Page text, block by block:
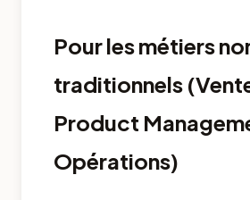
Pour les métiers
traditionnels
Product
Opérations)